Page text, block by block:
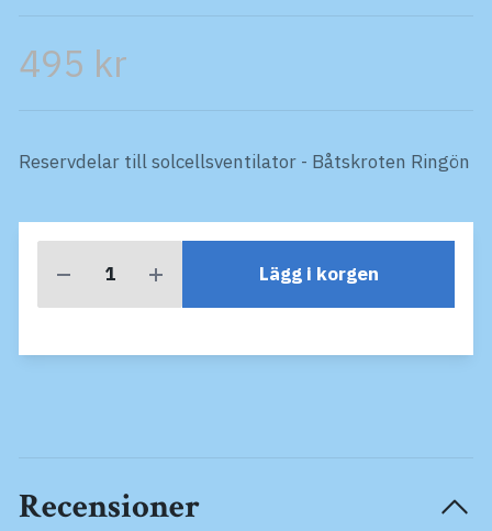
495 kr
Reservdelar till solcellsventilator - Båtskroten Ringön
Lägg i korgen
Recensioner